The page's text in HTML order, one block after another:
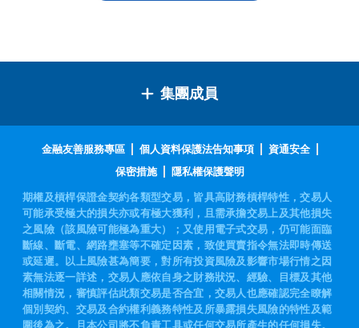
集團成員
金融友善服務專區 個人資料保護法告知事項
資通安全
保密措施
隱私權保護聲明
期權及槓桿保證金契約各類型交易，皆具高財務槓桿特性，交易人
可能承受極大的損失亦或有極大獲利，且需承擔交易上及其他損失
之風險（該風險可能極為重大）；又使用電子式交易，仍可能面臨
斷線、斷電、網路壅塞等不確定因素，致使買賣指令無法即時傳送
或延遲。以上風險甚為簡要，對所有投資風險及影響市場行情之因
素無法逐一詳述，交易人應依自身之財務狀況、經驗、目標及其他
相關情況，審慎評估此類交易是否合宜，交易人也應確認完全瞭解
個別契約、交易及合約權利義務特性及所暴露損失風險的特性及範
圍後為之。且本公司將不負責工具或任何交易所產生的任何損失。